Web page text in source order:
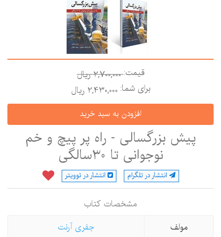
قیمت:2,700,000 ريال
برای شما:2,430,000 ريال
پیش بزرگسالی - راه پر پیچ و خم
نوجوانی تا 30سالگی
انتشار در تلگرام انتشار در توویتر
مشخصات كتاب
مولف
جفری آرنت